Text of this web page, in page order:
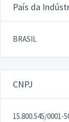
País da
BRASIL
CNPJ
15.800.545/0001-